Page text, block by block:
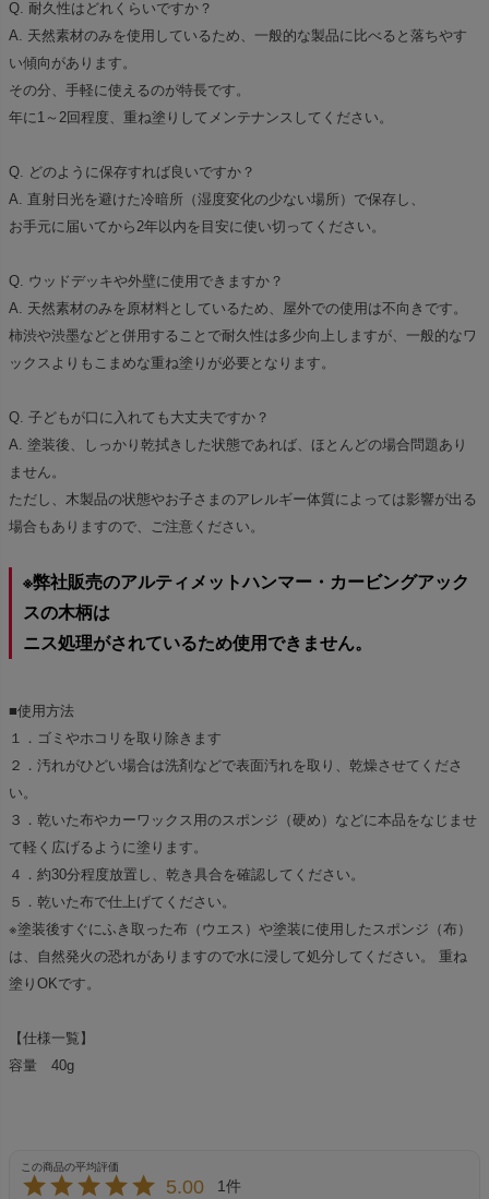
Q. 耐久性はどれくらいですか？
A. 天然素材のみを使用しているため、一般的な製品に比べると落ちやす
い傾向があります。
その分、手軽に使えるのが特長です。
年に1～2回程度、重ね塗りしてメンテナンスしてください。
Q. どのように保存すれば良いですか？
A. 直射日光を避けた冷暗所（湿度変化の少ない場所）で保存し、
お手元に届いてから2年以内を目安に使い切ってください。
Q. ウッドデッキや外壁に使用できますか？
A. 天然素材のみを原材料としているため、屋外での使用は不向きです。
柿渋や渋墨などと併用することで耐久性は多少向上しますが、一般的なワ
ックスよりもこまめな重ね塗りが必要となります。
Q. 子どもが口に入れても大丈夫ですか？
A. 塗装後、しっかり乾拭きした状態であれば、ほとんどの場合問題あり
ません。
ただし、木製品の状態やお子さまのアレルギー体質によっては影響が出る
場合もありますので、ご注意ください。
※弊社販売のアルティメットハンマー・カービングアック
スの木柄は
ニス処理がされているため使用できません。
■使用方法
１．ゴミやホコリを取り除きます
２．汚れがひどい場合は洗剤などで表面汚れを取り、乾燥させてくださ
い。
３．乾いた布やカーワックス用のスポンジ（硬め）などに本品をなじませ
て軽く広げるように塗ります。
４．約30分程度放置し、乾き具合を確認してください。
５．乾いた布で仕上げてください。
※塗装後すぐにふき取った布（ウエス）や塗装に使用したスポンジ（布）
は、自然発火の恐れがありますので水に浸して処分してください。 重ね
塗りOKです。
【仕様一覧】
容量 40g
5.00 1